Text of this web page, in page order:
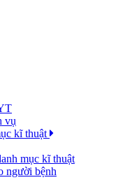
vụ
kĩ thuật
mục kĩ thuật
người bệnh